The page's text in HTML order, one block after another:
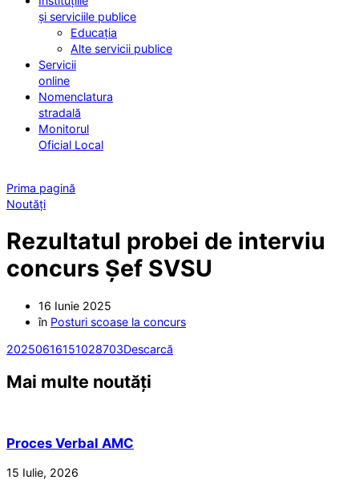
și serviciile publice
Educația
Alte servicii publice
Servicii
online
Nomenclatura
stradală
Monitorul
Oficial Local
Prima pagină
Noutăți
Rezultatul probei de interviu
concurs Șef SVSU
16 Iunie 2025
în Posturi scoase la concurs
20250616151028703Descarcă
Mai multe noutăți
Proces Verbal AMC
15 Iulie, 2026